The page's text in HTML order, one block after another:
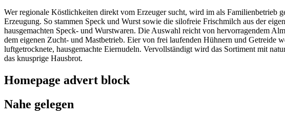
Wer regionale Köstlichkeiten direkt vom Erzeuger sucht, wird im als Familienbetrieb
Erzeugung. So stammen Speck und Wurst sowie die silofreie Frischmilch aus der
hausgemachten Speck- und Wurstwaren. Die Auswahl reicht von hervorragendem
dem eigenen Zucht- und Mastbetrieb. Eier von frei laufenden Hühnern und Getreide
luftgetrocknete, hausgemachte Eiernudeln. Vervollständigt wird das Sortiment mit
das knusprige Hausbrot.
Homepage advert block
Nahe gelegen